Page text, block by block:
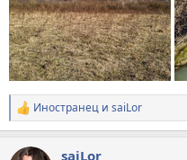
Р
е
к
Иностранец и saiLor
saiLor